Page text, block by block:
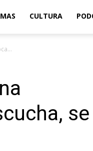
Evolución
CULTURA
se